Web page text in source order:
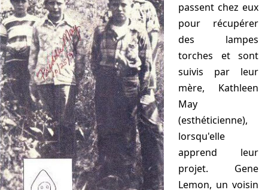
passent chez eux
pour récupérer
des lampes
torches et sont
suivis par leur
mère, Kathleen
May
(esthéticienne),
lorsqu'elle
apprend leur
projet. Gene
Lemon, un voisin